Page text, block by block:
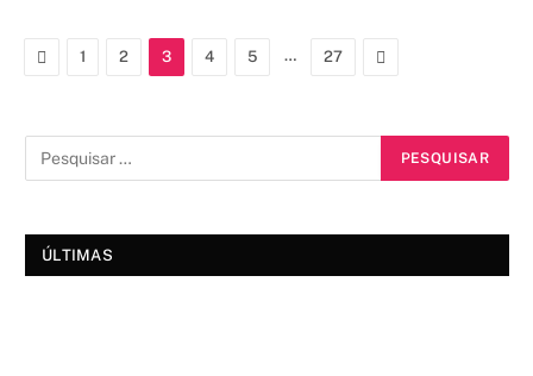
Previous
1 2 3 4 5 … 27 Next
ÚLTIMAS